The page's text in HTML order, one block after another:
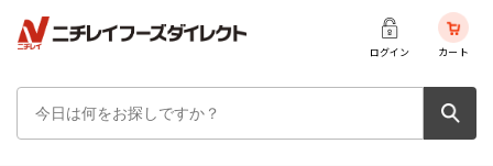
ログイン カート